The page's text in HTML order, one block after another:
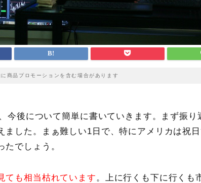
に商品プロモーションを含む場合があります
今後について簡単に書いていきます。まず振り
ました 。まぁ難しい1日で、特にアメリカは祝日
でしょう。
ても相当枯れています 。上に行くも下に行くも